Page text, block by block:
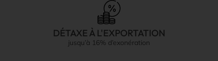
DÉTAXE À L'EXPORTATION
jusqu’à 16% d’exonération